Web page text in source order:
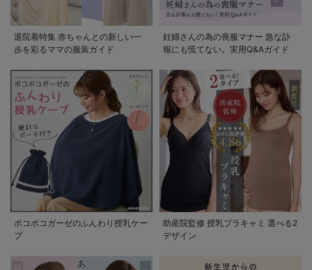
退院着特集 赤ちゃんとの新しい一
歩を彩るママの服装ガイド
妊婦さんの為の喪服マナー 急な訃
報にも慌てない。実用Q&Aガイド
ポコポコガーゼのふんわり授乳ケー
プ
助産院監修 授乳ブラキャミ 選べる2
デザイン